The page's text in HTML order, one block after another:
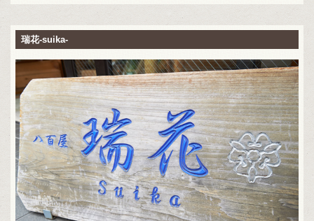
瑞花-suika-